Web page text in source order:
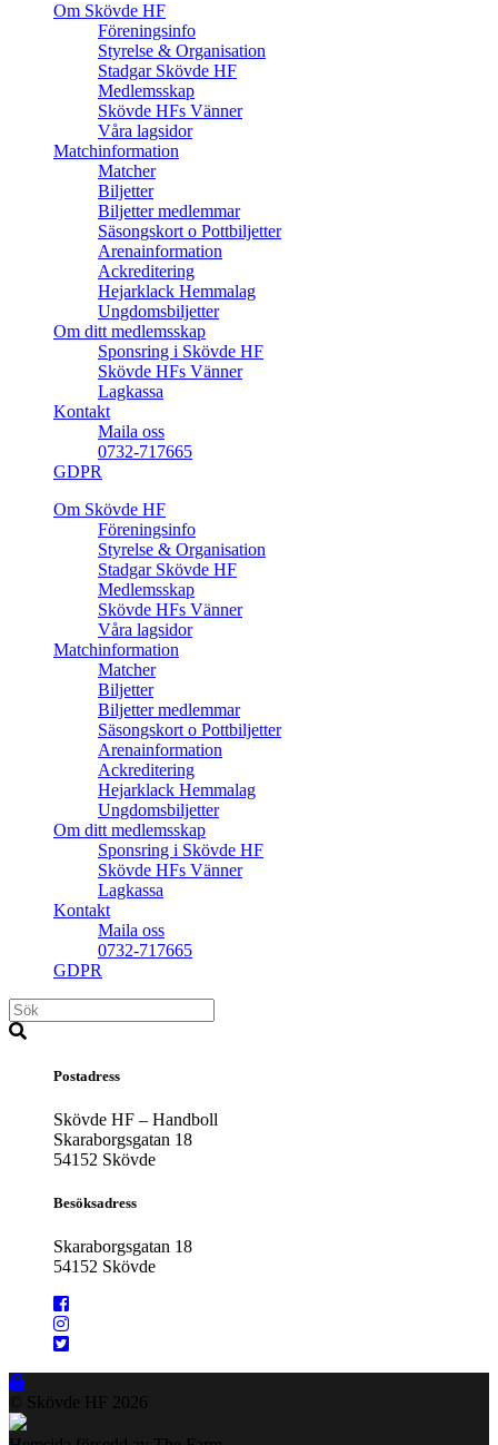
Om Skövde HF
Föreningsinfo
Styrelse & Organisation
Stadgar Skövde HF
Medlemsskap
Skövde HFs Vänner
Våra lagsidor
Matchinformation
Matcher
Biljetter
Biljetter medlemmar
Säsongskort o Pottbiljetter
Arenainformation
Ackreditering
Hejarklack Hemmalag
Ungdomsbiljetter
Om ditt medlemsskap
Sponsring i Skövde HF
Skövde HFs Vänner
Lagkassa
Kontakt
Maila oss
0732-717665
GDPR
Om Skövde HF
Föreningsinfo
Styrelse & Organisation
Stadgar Skövde HF
Medlemsskap
Skövde HFs Vänner
Våra lagsidor
Matchinformation
Matcher
Biljetter
Biljetter medlemmar
Säsongskort o Pottbiljetter
Arenainformation
Ackreditering
Hejarklack Hemmalag
Ungdomsbiljetter
Om ditt medlemsskap
Sponsring i Skövde HF
Skövde HFs Vänner
Lagkassa
Kontakt
Maila oss
0732-717665
GDPR
Postadress
Skövde HF – Handboll
Skaraborgsgatan 18
54152 Skövde
Besöksadress
Skaraborgsgatan 18
54152 Skövde
© Skövde HF 2026